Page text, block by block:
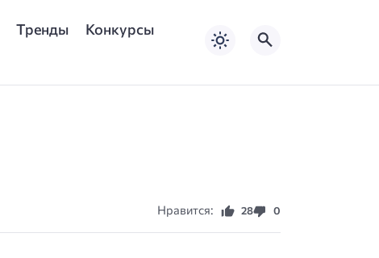
Тренды
Конкурсы
Нравится: 28 0